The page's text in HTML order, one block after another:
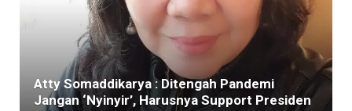
Atty Somaddikarya : Ditengah Pandemi
Jangan ‘Nyinyir’, Harusnya Support Presiden